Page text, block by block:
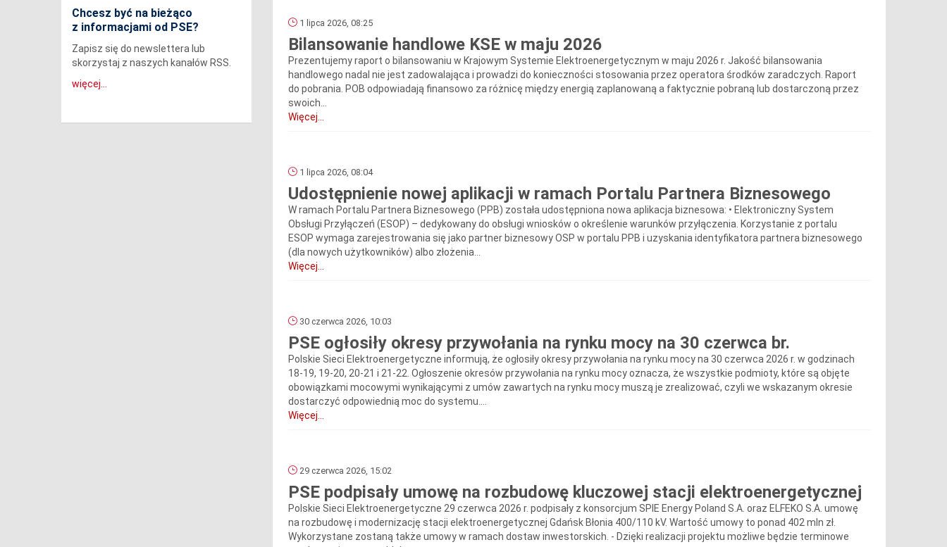
Chcesz być na bieżąco
z informacjami od PSE?
Zapisz się do newslettera lub
skorzystaj z naszych kanałów RSS.
więcej...
1 lipca 2026, 08:25
Bilansowanie handlowe KSE w maju 2026
Prezentujemy raport o bilansowaniu w Krajowym Systemie Elektroenergetycznym w maju 2026 r. Jakość bilansowania
handlowego nadal nie jest zadowalająca i prowadzi do konieczności stosowania przez operatora środków zaradczych. Raport
do pobrania. POB odpowiadają finansowo za różnicę między energią zaplanowaną a faktycznie pobraną lub dostarczoną przez
swoich...
Więcej...
1 lipca 2026, 08:04
Udostępnienie nowej aplikacji w ramach Portalu Partnera Biznesowego
W ramach Portalu Partnera Biznesowego (PPB) została udostępniona nowa aplikacja biznesowa: • Elektroniczny System
Obsługi Przyłączeń (ESOP) – dedykowany do obsługi wniosków o określenie warunków przyłączenia. Korzystanie z portalu
ESOP wymaga zarejestrowania się jako partner biznesowy OSP w portalu PPB i uzyskania identyfikatora partnera biznesowego
(dla nowych użytkowników) albo złożenia...
Więcej...
30 czerwca 2026, 10:03
PSE ogłosiły okresy przywołania na rynku mocy na 30 czerwca br.
Polskie Sieci Elektroenergetyczne informują, że ogłosiły okresy przywołania na rynku mocy na 30 czerwca 2026 r. w godzinach
18-19, 19-20, 20-21 i 21-22. Ogłoszenie okresów przywołania na rynku mocy oznacza, że wszystkie podmioty, które są objęte
obowiązkami mocowymi wynikającymi z umów zawartych na rynku mocy muszą je zrealizować, czyli we wskazanym okresie
dostarczyć odpowiednią moc do systemu....
Więcej...
29 czerwca 2026, 15:02
PSE podpisały umowę na rozbudowę kluczowej stacji elektroenergetycznej
Polskie Sieci Elektroenergetyczne 29 czerwca 2026 r. podpisały z konsorcjum SPIE Energy Poland S.A. oraz ELFEKO S.A. umowę
na rozbudowę i modernizację stacji elektroenergetycznej Gdańsk Błonia 400/110 kV. Wartość umowy to ponad 402 mln zł.
Wykorzystane zostaną także umowy w ramach dostaw inwestorskich. - Dzięki realizacji projektu możliwe będzie terminowe